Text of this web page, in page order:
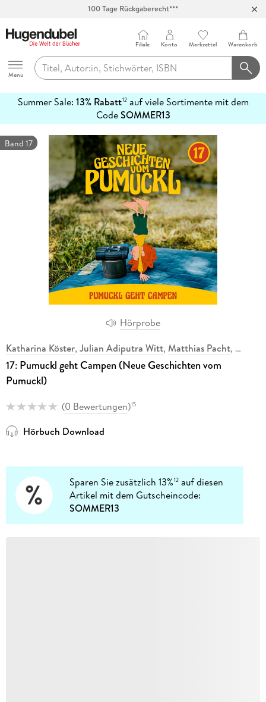
100 Tage Rückgaberecht***
Hugendubel
Menu
Filiale Konto Merkzettel Warenkorb
Summer Sale: 13% Rabatt12auf viele Sortimente mit dem
CodeSOMMER13
erfahren
Hörprobe
Band 17
Katharina Köster, Julian Adiputra Witt, Matthias Pacht,
17: Pumuckl geht Campen (Neue Geschichten vom
Pumuckl)
(0 Bewertungen)15
Hörbuch Download
Sparen Sie zusätzlich 13%12 auf diesen
Artikel mit dem Gutscheincode:
SOMMER13